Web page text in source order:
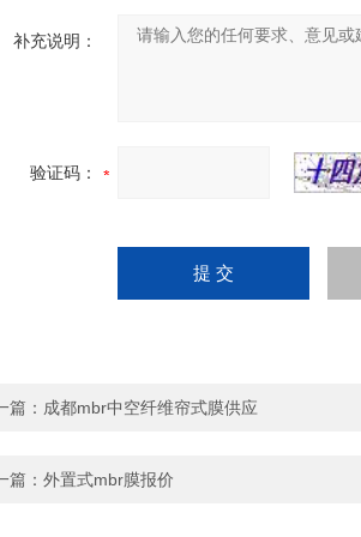
补充说明：
验证码：
篇： 成都mbr中空纤维帘式膜供应
篇： 外置式mbr膜报价